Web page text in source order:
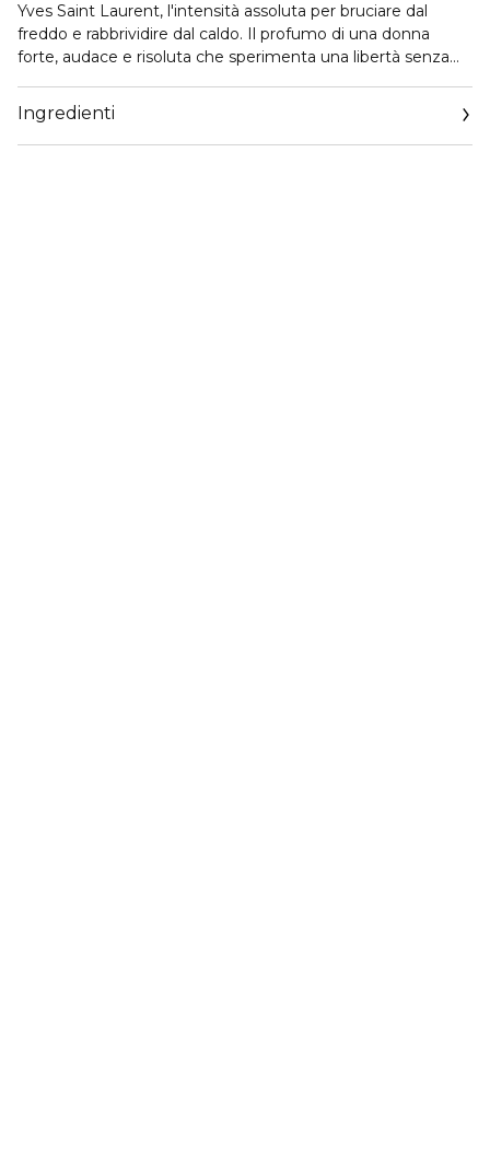
Yves Saint Laurent, l'intensità assoluta per bruciare dal
freddo e rabbrividire dal caldo. Il profumo di una donna
forte, audace e risoluta che sperimenta una libertà senza
Un nuovo scontro di desiderabilità, ispirato ai due materiali
più preziosi del mondo che si fondono insieme: oro e
Ingredienti